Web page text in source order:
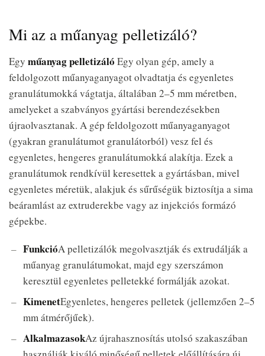
Mi az a műanyag pelletizáló?
Egy műanyag pelletizáló Egy olyan gép, amely a
feldolgozott műanyaganyagot olvadtatja és egyenletes
granulátumokká vágtatja, általában 2–5 mm méretben,
amelyeket a szabványos gyártási berendezésekben
újraolvasztanak. A gép feldolgozott műanyaganyagot
(gyakran granulátumot granulátorból) vesz fel és
egyenletes, hengeres granulátumokká alakítja. Ezek a
granulátumok rendkívül keresettek a gyártásban, mivel
egyenletes méretük, alakjuk és sűrűségük biztosítja a sima
beáramlást az extruderekbe vagy az injekciós formázó
gépekbe.
FunkcióA pelletizálók megolvasztják és extrudálják a
műanyag granulátumokat, majd egy szerszámon
keresztül egyenletes pelletekké formálják azokat.
KimenetEgyenletes, hengeres pelletek (jellemzően 2–5
mm átmérőjűek).
AlkalmazasokAz újrahasznosítás utolsó szakaszában